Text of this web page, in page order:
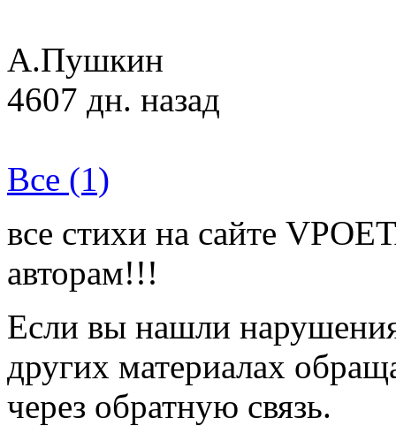
А.Пушкин
4607 дн. назад
Все (1)
все стихи на сайте
авторам!!!
Если вы нашли
других материалах
через обратную связь.